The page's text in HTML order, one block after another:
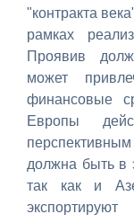
"контракта
рамках
Проявив
может
финансовые
Европы
должна быть в
так как и